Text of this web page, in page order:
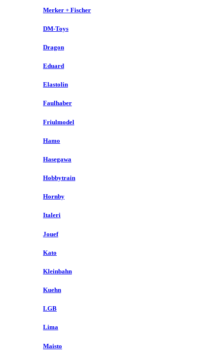
Merker + Fischer
DM-Toys
Dragon
Eduard
Elastolin
Faulhaber
Friulmodel
Hamo
Hasegawa
Hobbytrain
Hornby
Italeri
Jouef
Kato
Kleinbahn
Kuehn
LGB
Lima
Maisto